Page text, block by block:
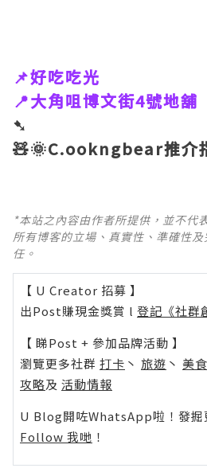
📌好吃吃光
📍大角咀博文街4號地舖
➷
🧸🌞C.ookngbear推介指
*本站之內容由作者所提供，並不代
所有博客的立場、真實性、準確性
任。
【 U Creator 招募 】
出Post賺現金獎賞 l 登記《社群
【 睇Post + 參加品牌活動 】
瀏覽更多社群 打卡 丶 旅遊 丶 美食
攻略及 活動情報
U Blog開咗WhatsApp啦！發掘
Follow 我哋 ！